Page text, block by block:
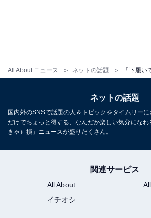
All About ニュース ネットの話題
ネットの話題
国内外のSNSで話題の人＆トピックをタイムリー
だけでちょっと得する、なんだか楽しい気分にな
きゃ）損」ニュースが盛りだくさん。
関連サービス
All About
イチオシ